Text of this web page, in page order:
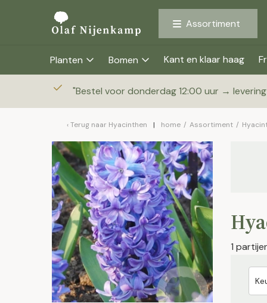
Assortiment
Planten Bomen Kant en klaar haag
"Bestel voor donderdag 12:00 uur →
Terug naar Hyacinthen home / Assortiment /
1